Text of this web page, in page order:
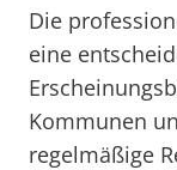
Die
eine
Kommunen
regelmäßige